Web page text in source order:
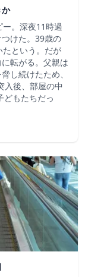
。深夜11時過
けた。39歳の
という。だが
転がる。父親は
し続けたため、
入後、部屋の中
どもたちだっ